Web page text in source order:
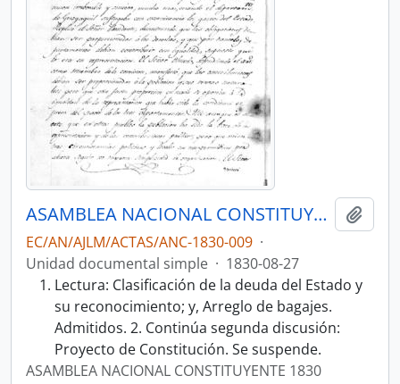
ASAMBLEA NACIONAL CONSTITUYENTE 1830
EC/AN/AJLM/ACTAS/ANC-1830-009 ·
Unidad documental simple · 1830-08-27
Lectura: Clasificación de la deuda del Estado y
su reconocimiento; y, Arreglo de bagajes.
Admitidos. 2. Continúa segunda discusión:
Proyecto de Constitución. Se suspende.
ASAMBLEA NACIONAL CONSTITUYENTE 1830